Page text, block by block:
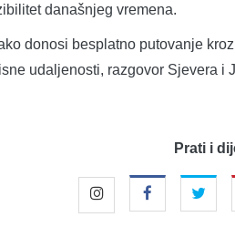
današnjeg vremena.
donosi besplatno putovanje
udaljenosti, razgovor Sjevera i
Prati i